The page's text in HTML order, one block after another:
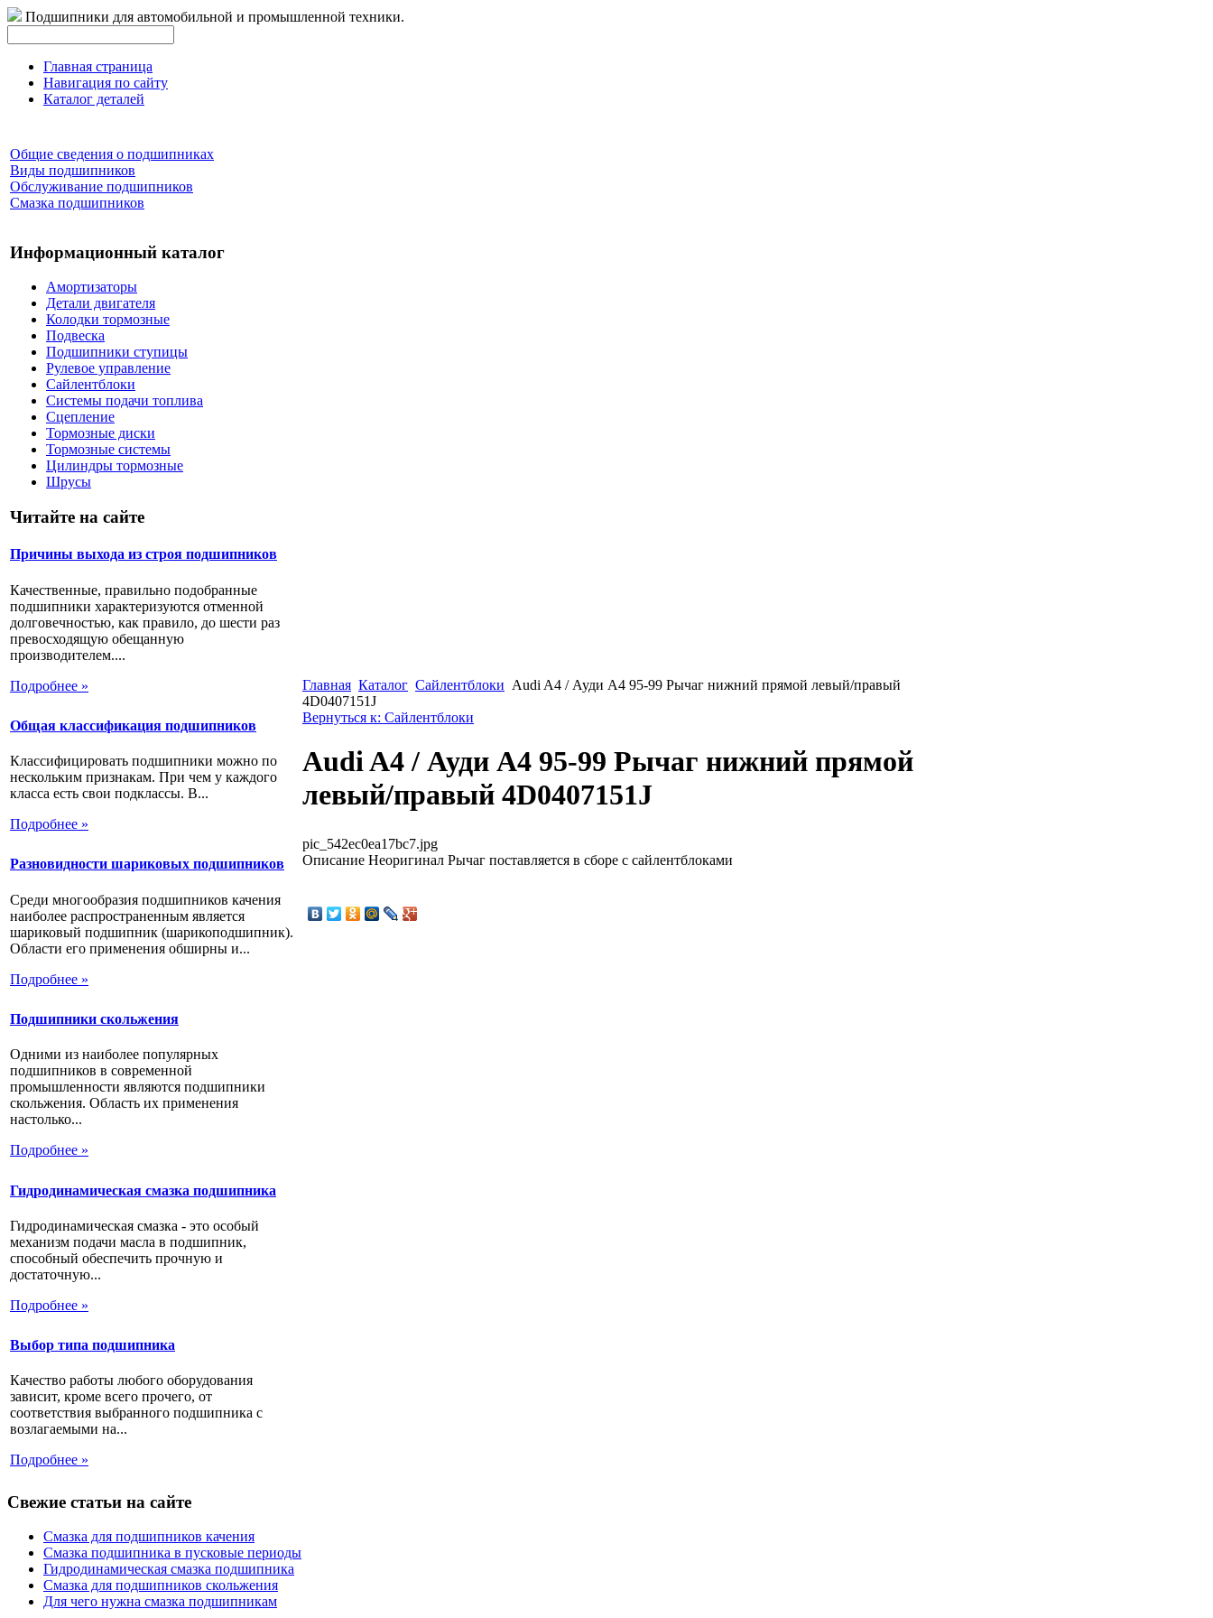
Подшипники для автомобильной и промышленной техники.
Главная страница
Навигация по сайту
Каталог деталей
Общие сведения о подшипниках
Виды подшипников
Обслуживание подшипников
Смазка подшипников
Информационный каталог
Амортизаторы
Детали двигателя
Колодки тормозные
Подвеска
Подшипники ступицы
Рулевое управление
Сайлентблоки
Системы подачи топлива
Сцепление
Тормозные диски
Тормозные системы
Цилиндры тормозные
Шрусы
Читайте на сайте
Причины выхода из строя подшипников
Качественные, правильно подобранные
подшипники характеризуются отменной
долговечностью, как правило, до шести раз
превосходящую обещанную
производителем....
Подробнее »
Общая классификация подшипников
Классифицировать подшипники можно по
нескольким признакам. При чем у каждого
класса есть свои подклассы. В...
Подробнее »
Разновидности шариковых подшипников
Среди многообразия подшипников качения
наиболее распространенным является
шариковый подшипник (шарикоподшипник).
Области его применения обширны и...
Подробнее »
Подшипники скольжения
Одними из наиболее популярных
подшипников в современной
промышленности являются подшипники
скольжения. Область их применения
настолько...
Подробнее »
Гидродинамическая смазка подшипника
Гидродинамическая смазка - это особый
механизм подачи масла в подшипник,
способный обеспечить прочную и
достаточную...
Подробнее »
Выбор типа подшипника
Качество работы любого оборудования
зависит, кроме всего прочего, от
соответствия выбранного подшипника с
возлагаемыми на...
Подробнее »
Главная Каталог Сайлентблоки Audi A4 / Ауди А4 95-99 Рычаг нижний прямой левый/правый
4D0407151J
Вернуться к: Сайлентблоки
Audi A4 / Ауди А4 95-99 Рычаг нижний прямой
левый/правый 4D0407151J
pic_542ec0ea17bc7.jpg
Описание Неоригинал Рычаг поставляется в сборе с сайлентблоками
Свежие статьи на сайте
Смазка для подшипников качения
Смазка подшипника в пусковые периоды
Гидродинамическая смазка подшипника
Смазка для подшипников скольжения
Для чего нужна смазка подшипникам